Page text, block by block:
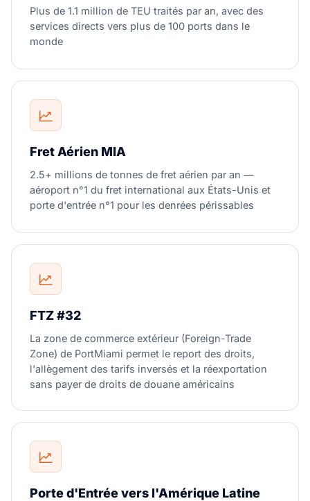
Plus de 1.1 million de TEU traités par an, avec des
services directs vers plus de 100 ports dans le
monde
Fret Aérien MIA
2.5+ millions de tonnes de fret aérien par an —
aéroport n°1 du fret international aux États-Unis et
porte d'entrée n°1 pour les denrées périssables
FTZ #32
La zone de commerce extérieur (Foreign-Trade
Zone) de PortMiami permet le report des droits,
l'allègement des tarifs inversés et la réexportation
sans payer de droits de douane américains
Porte d'Entrée vers l'Amérique Latine